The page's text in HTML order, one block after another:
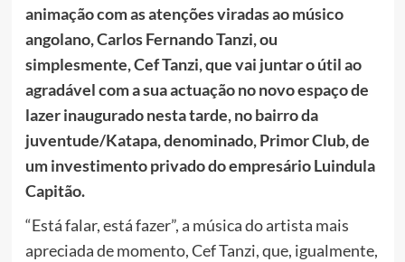
animação com as atenções viradas ao músico
angolano, Carlos Fernando Tanzi, ou
simplesmente, Cef Tanzi, que vai juntar o útil ao
agradável com a sua actuação no novo espaço de
lazer inaugurado nesta tarde, no bairro da
juventude/Katapa, denominado, Primor Club, de
um investimento privado do empresário Luindula
Capitão.
“Está falar, está fazer”, a música do artista mais
apreciada de momento, Cef Tanzi, que, igualmente,